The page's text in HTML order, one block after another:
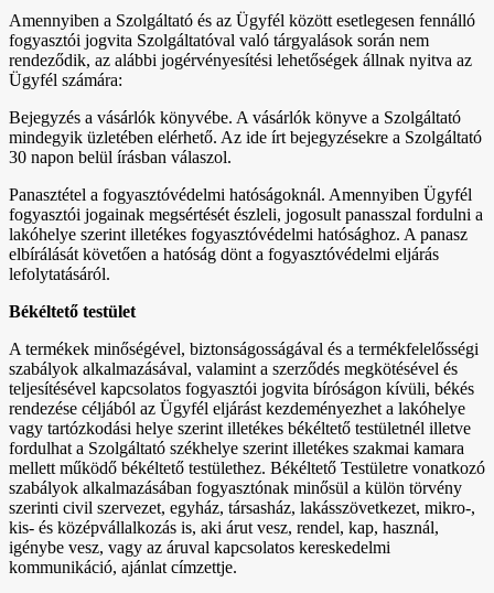
Amennyiben a Szolgáltató és az Ügyfél között esetlegesen fennálló
fogyasztói jogvita Szolgáltatóval való tárgyalások során nem
rendeződik, az alábbi jogérvényesítési lehetőségek állnak nyitva az
Ügyfél számára:
Bejegyzés a vásárlók könyvébe. A vásárlók könyve a Szolgáltató
mindegyik üzletében elérhető. Az ide írt bejegyzésekre a Szolgáltató
30 napon belül írásban válaszol.
Panasztétel a fogyasztóvédelmi hatóságoknál. Amennyiben Ügyfél
fogyasztói jogainak megsértését észleli, jogosult panasszal fordulni a
lakóhelye szerint illetékes fogyasztóvédelmi hatósághoz. A panasz
elbírálását követően a hatóság dönt a fogyasztóvédelmi eljárás
lefolytatásáról.
Békéltető testület
A termékek minőségével, biztonságosságával és a termékfelelősségi
szabályok alkalmazásával, valamint a szerződés megkötésével és
teljesítésével kapcsolatos fogyasztói jogvita bíróságon kívüli, békés
rendezése céljából az Ügyfél eljárást kezdeményezhet a lakóhelye
vagy tartózkodási helye szerint illetékes békéltető testületnél illetve
fordulhat a Szolgáltató székhelye szerint illetékes szakmai kamara
mellett működő békéltető testülethez. Békéltető Testületre vonatkozó
szabályok alkalmazásában fogyasztónak minősül a külön törvény
szerinti civil szervezet, egyház, társasház, lakásszövetkezet, mikro-,
kis- és középvállalkozás is, aki árut vesz, rendel, kap, használ,
igénybe vesz, vagy az áruval kapcsolatos kereskedelmi
kommunikáció, ajánlat címzettje.